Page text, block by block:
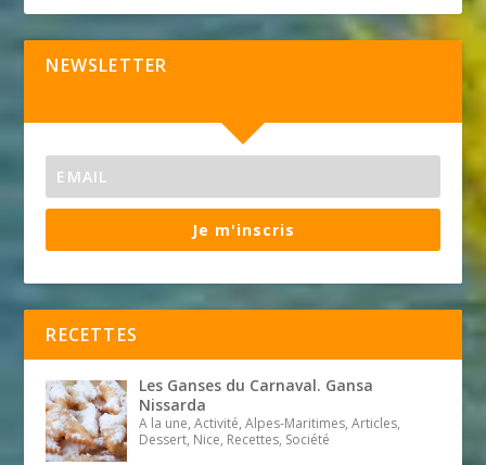
NEWSLETTER
Je m'inscris
RECETTES
Les Ganses du Carnaval. Gansa
Nissarda
A la une, Activité, Alpes-Maritimes, Articles,
Dessert, Nice, Recettes, Société